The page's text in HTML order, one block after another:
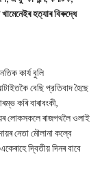
হত্যাৰ বিৰুদ্ধে
কার্য বুলি
বেছি প্রতিবাদ হৈছে
কৰি বাৰাবংকী,
লোকসকলে ৰাজপথলৈ ওলাই
নেতা মৌলানা কল্বে
দ্বিতীয় দিনৰ বাবে